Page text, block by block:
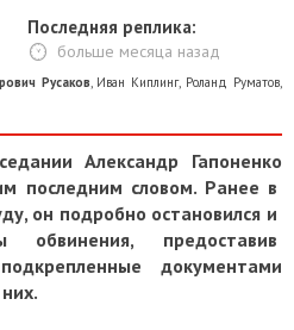
Последняя реплика:
больше месяца назад
Русаков, Иван Киплинг, Роланд Руматов,
Александр Гапоненко
последним словом. Ранее в
он подробно остановился и
предоставив
документами